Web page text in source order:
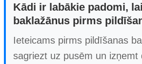
Kādi ir labākie padomi,
baklažānus pirms
Ieteicams pirms pildīšanas
sagriezt uz pusēm un izņemt